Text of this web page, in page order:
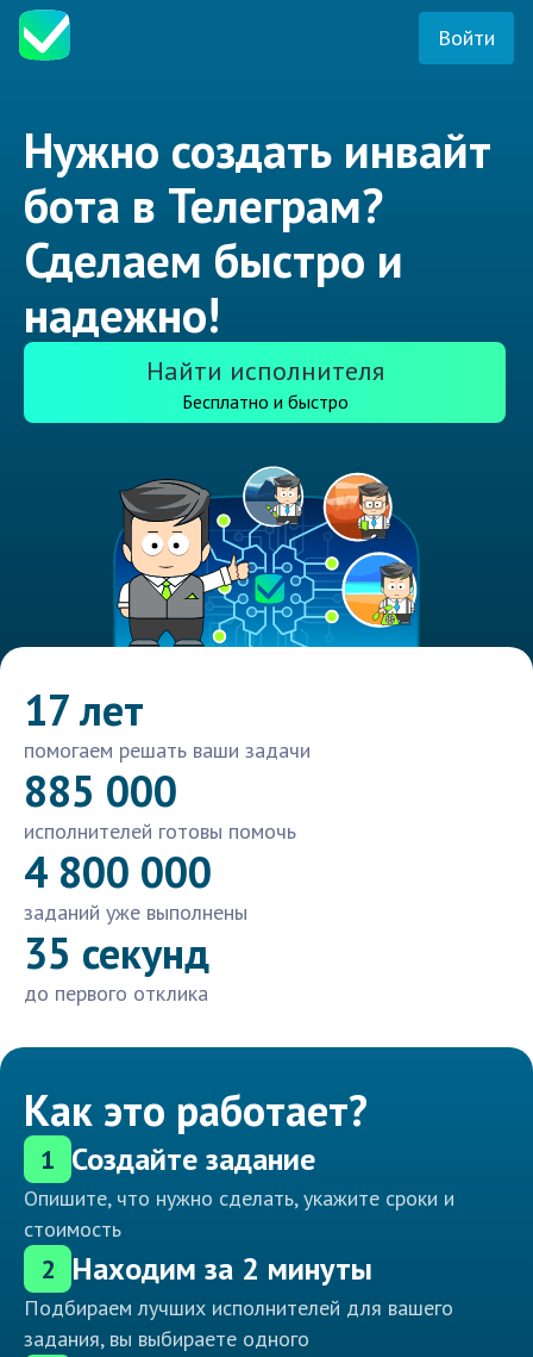
Войти
Нужно создать инвайт
бота в Телеграм?
Сделаем быстро и
надежно!
Найти исполнителя
Бесплатно и быстро
17 лет
помогаем решать ваши задачи
885 000
исполнителей готовы помочь
4 800 000
заданий уже выполнены
35 секунд
до первого отклика
Как это работает?
1 Создайте задание
Опишите, что нужно сделать, укажите сроки и
стоимость
2 Находим за 2 минуты
Подбираем лучших исполнителей для вашего
задания, вы выбираете одного